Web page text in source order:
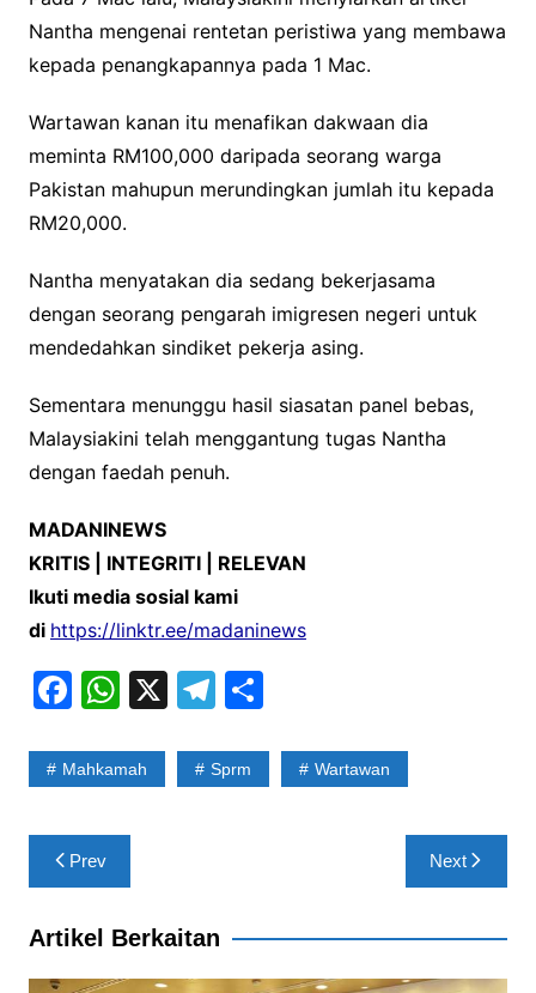
Nantha mengenai rentetan peristiwa yang membawa
kepada penangkapannya pada 1 Mac.
Wartawan kanan itu menafikan dakwaan dia
meminta RM100,000 daripada seorang warga
Pakistan mahupun merundingkan jumlah itu kepada
RM20,000.
Nantha menyatakan dia sedang bekerjasama
dengan seorang pengarah imigresen negeri untuk
mendedahkan sindiket pekerja asing.
Sementara menunggu hasil siasatan panel bebas,
Malaysiakini telah menggantung tugas Nantha
dengan faedah penuh.
MADANINEWS
KRITIS | INTEGRITI | RELEVAN
Ikuti media sosial kami
di https://linktr.ee/madaninews
F
c
b
o
o
k
W
at
A
p
p
X T
e
S
ar
Mahkamah Sprm Wartawan
Post
navigation
Prev Next
Artikel Berkaitan